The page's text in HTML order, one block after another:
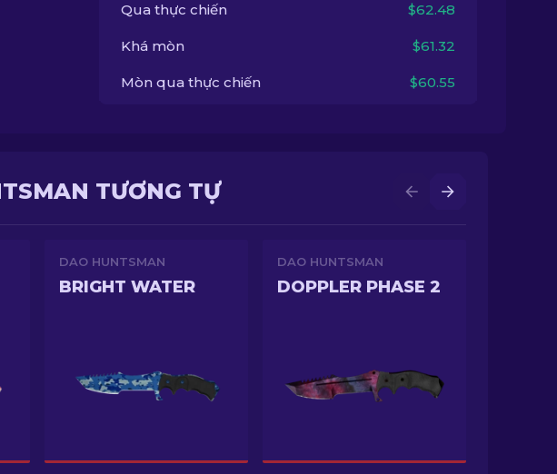
Qua thực chiến $62.48
Khá mòn $61.32
Mòn qua thực chiến $60.55
TƯƠNG TỰ
DAO HUNTSMAN
BRIGHT WATER
DAO HUNTSMAN
DOPPLER PHASE 2